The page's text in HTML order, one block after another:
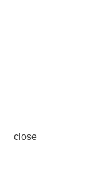
close